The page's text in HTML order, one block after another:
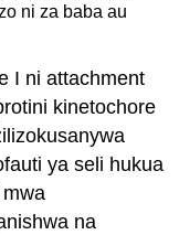
ni za baba au
I ni attachment
kinetochore
ya seli hukua
na